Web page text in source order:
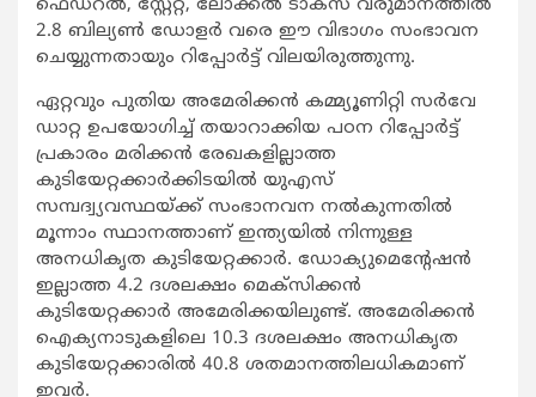
ഫെഡറല്‍, സ്റ്റേറ്റ്, ലോക്കല്‍ ടാക്സ് വരുമാനത്തില്‍
2.8 ബില്യണ്‍ ഡോളര്‍ വരെ ഈ വിഭാഗം സംഭാവന
ചെയ്യുന്നതായും റിപ്പോര്‍ട്ട് വിലയിരുത്തുന്നു.
ഏറ്റവും പുതിയ അമേരിക്കന്‍ കമ്മ്യൂണിറ്റി സര്‍വേ
ഡാറ്റ ഉപയോഗിച്ച് തയാറാക്കിയ പഠന റിപ്പോര്‍ട്ട്
പ്രകാരം മരിക്കന്‍ രേഖകളില്ലാത്ത
കുടിയേറ്റക്കാര്‍ക്കിടയില്‍ യുഎസ്
സമ്പദ്വ്യവസ്ഥയ്ക്ക് സംഭാനവന നല്‍കുന്നതില്‍
മൂന്നാം സ്ഥാനത്താണ് ഇന്ത്യയില്‍ നിന്നുള്ള
അനധികൃത കുടിയേറ്റക്കാര്‍. ഡോക്യുമെന്‍റേഷന്‍
ഇല്ലാത്ത 4.2 ദശലക്ഷം മെക്സിക്കന്‍
കുടിയേറ്റക്കാര്‍ അമേരിക്കയിലുണ്ട്. അമേരിക്കന്‍
ഐക്യനാടുകളിലെ 10.3 ദശലക്ഷം അനധികൃത
കുടിയേറ്റക്കാരില്‍ 40.8 ശതമാനത്തിലധികമാണ്
ഇവര്‍.